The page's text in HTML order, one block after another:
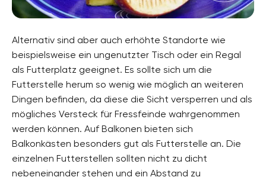
Alternativ sind aber auch erhöhte Standorte wie
beispielsweise ein ungenutzter Tisch oder ein Regal
als Futterplatz geeignet. Es sollte sich um die
Futterstelle herum so wenig wie möglich an weiteren
Dingen befinden, da diese die Sicht versperren und als
mögliches Versteck für Fressfeinde wahrgenommen
werden können. Auf Balkonen bieten sich
Balkonkästen besonders gut als Futterstelle an. Die
einzelnen Futterstellen sollten nicht zu dicht
nebeneinander stehen und ein Abstand zu